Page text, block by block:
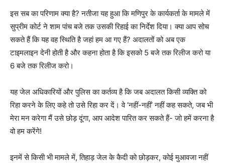
इस सब का परिणाम क्या है?नतीजा यह हुआ कि मणिपुर के कार्यकर्ता के मामले में
सुप्रीम कोर्ट ने शाम पांच बजे तक उसकी रिहाई का निर्देश दिया। क्या आप सोच
सकते हैं कि यह वह स्थिति है जहां हम आ गए हैं? अदालतों को अब एक
टाइमलाइन देनी होती है और कहना होता है कि इसको 5 बजे तक रिलीज करो या
6बजे तक रिलीज करो।
यह जेल अधिकारियों और पुलिस का कर्तव्य है कि जब अदालत किसी व्यक्ति को
रिहा करने के लिए कहे तो उसे रिहा कर दें। वे‘नहीं-नहीं’नहीं कह सकते,जब भी
मेरा मन करेगा मैं उसे छोड़ दूंगा, आप आदेश पारित कर सकते हैं- जो हमें करना है
वो हम करेंगे!
इनमें से किसी भी मामले में, तिहाड़ जेल के कैदी को छोड़कर, कोई मुआवजा नहीं